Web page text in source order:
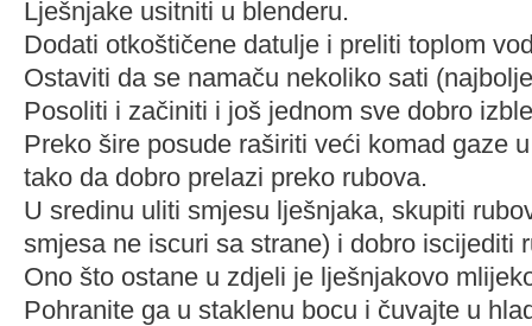
Lješnjake usitniti u blenderu.
Dodati otkoštičene datulje i preliti toplom
Ostaviti da se namaču nekoliko sati
Posoliti i začiniti i još jednom sve dobro
Preko šire posude raširiti veći komad gaze
tako da dobro prelazi preko rubova.
U sredinu uliti smjesu lješnjaka, skupiti
smjesa ne iscuri sa strane) i dobro iscijediti
Ono što ostane u zdjeli je lješnjakovo
Pohranite ga u staklenu bocu i čuvajte u